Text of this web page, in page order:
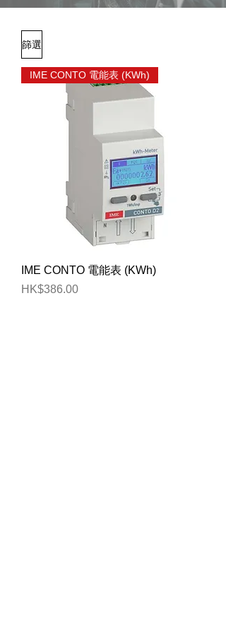
篩選
IME CONTO 電能表 (KWh)
IME CONTO 電能表 (KWh)
價格
HK$386.00